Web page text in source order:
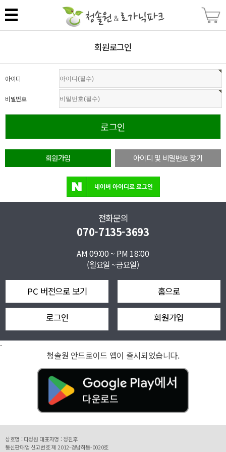
회원로그인
아이디
비밀번호
회원가입 아이디 및 비밀번호 찾기
전화문의
070-7135-3693
AM 09:00 ~ PM 18:00
(월요일 ~금요일)
PC 버전으로 보기 홈으로
로그인 회원가입
-
청솔원 안드로이드 앱이 출시되었습니다.
상호명 : 다정원 대표자명 : 정진후
통신판매업 신고번호 제 2012-경남하동-0020호